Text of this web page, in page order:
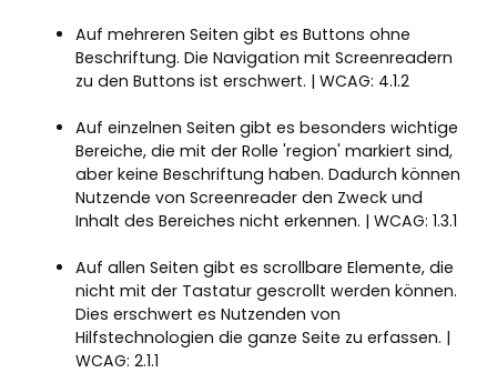
Auf mehreren Seiten gibt es Buttons ohne
Beschriftung. Die Navigation mit Screenreadern
zu den Buttons ist erschwert. | WCAG: 4.1.2
Auf einzelnen Seiten gibt es besonders wichtige
Bereiche, die mit der Rolle 'region' markiert sind,
aber keine Beschriftung haben. Dadurch können
Nutzende von Screenreader den Zweck und
Inhalt des Bereiches nicht erkennen. | WCAG: 1.3.1
Auf allen Seiten gibt es scrollbare Elemente, die
nicht mit der Tastatur gescrollt werden können.
Dies erschwert es Nutzenden von
Hilfstechnologien die ganze Seite zu erfassen. |
WCAG: 2.1.1